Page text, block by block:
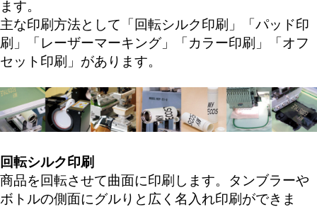
ます。
主な印刷方法として「 回転シルク印刷 」「 パッド印
刷 」「 レーザーマーキング」「 カラー印刷 」「 オフ
セット印刷 」があります。
回転シルク印刷
商品を回転させて曲面に印刷します。タンブラーや
ボトルの側面にグルりと広く名入れ印刷ができま